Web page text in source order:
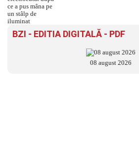
BZI - EDITIA DIGITALĂ - PDF
08 august 2026